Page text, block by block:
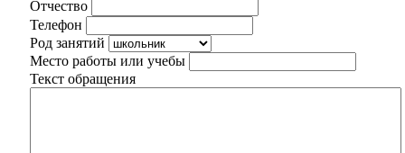
Отчество
Телефон
Род занятий
Место работы или учебы
Текст обращения